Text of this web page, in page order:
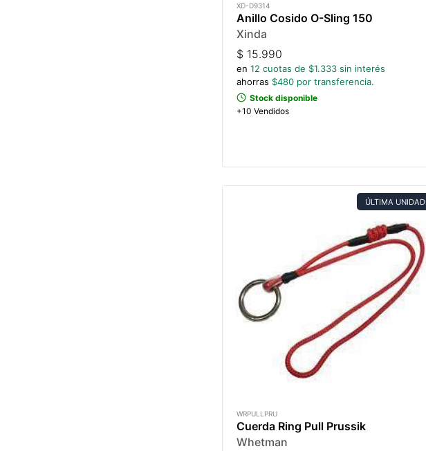
XD-D9314
Anillo Cosido O-Sling 150
Xinda
$ 15.990
en 12 cuotas de $1.333 sin interés
ahorras $480 por transferencia.
Stock disponible
+10 Vendidos
ÚLTIMA UNIDAD
WRPULLPRU
Cuerda Ring Pull Prussik
Whetman